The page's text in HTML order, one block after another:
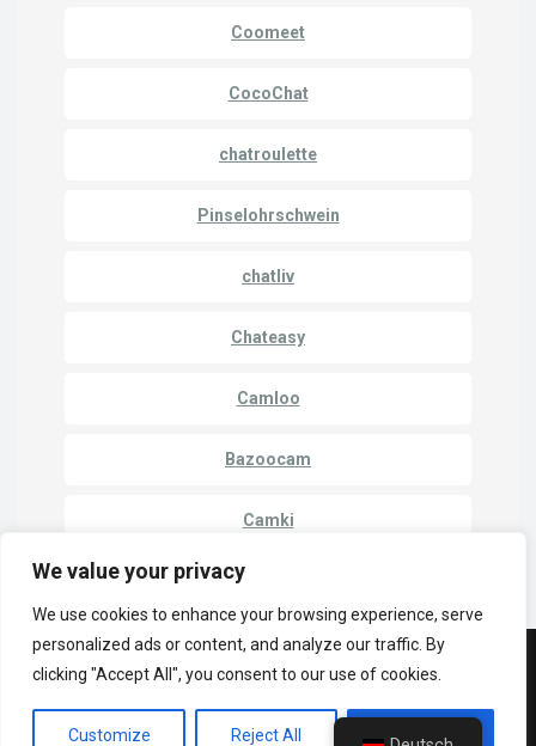
We value your privacy
We use cookies to enhance your browsing experience, serve
personalized ads or content, and analyze our traffic. By
clicking "Accept All", you consent to our use of cookies.
Customize Reject All Accept All
Coomeet
CocoChat
chatroulette
Pinselohrschwein
chatliv
Chateasy
Camloo
Bazoocam
Camki
© Copyright 2023 | LuckyCrush WebCams
Datenschutzbestimmungen Cammatch
Nocken zu Nocken
Eins-zu-eins-Kameras